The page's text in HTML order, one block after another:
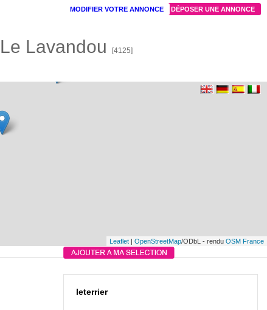
Lavandou [4125]
Leaflet | OpenStreetMap/ODbL - rendu OSM France
leterrier
DÉPOSER UNE ANNONCE
MODIFIER VOTRE ANNONCE